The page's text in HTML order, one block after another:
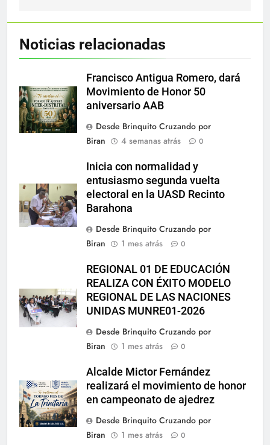
Noticias relacionadas
Francisco Antigua Romero, dará
Movimiento de Honor 50
aniversario AAB
Desde Brinquito Cruzando por
Biran
4 semanas atrás 0
Inicia con normalidad y
entusiasmo segunda vuelta
electoral en la UASD Recinto
Barahona
Desde Brinquito Cruzando por
Biran
1 mes atrás 0
REGIONAL 01 DE EDUCACIÓN
REALIZA CON ÉXITO MODELO
REGIONAL DE LAS NACIONES
UNIDAS MUNRE01-2026
Desde Brinquito Cruzando por
Biran
1 mes atrás 0
Alcalde Mictor Fernández
realizará el movimiento de honor
en campeonato de ajedrez
Desde Brinquito Cruzando por
Biran
1 mes atrás 0